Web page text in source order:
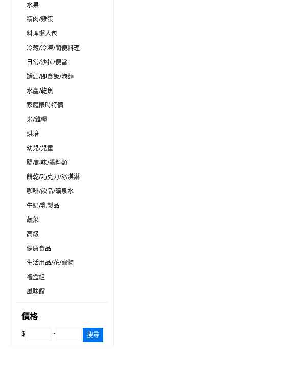
水果
精肉/雞蛋
料理懶人包
冷藏/冷凍/簡便料理
日常/沙拉/便當
罐頭/即食飯/泡麵
水產/乾魚
家庭限時特價
米/雜糧
烘培
幼兒/兒童
腸/調味/醬料類
餅乾/巧克力/冰淇淋
咖啡/飲品/礦泉水
牛奶/乳製品
蔬菜
高級
健康食品
生活用品/花/寵物
禮盒組
風味館
價格
$ ~ 搜尋